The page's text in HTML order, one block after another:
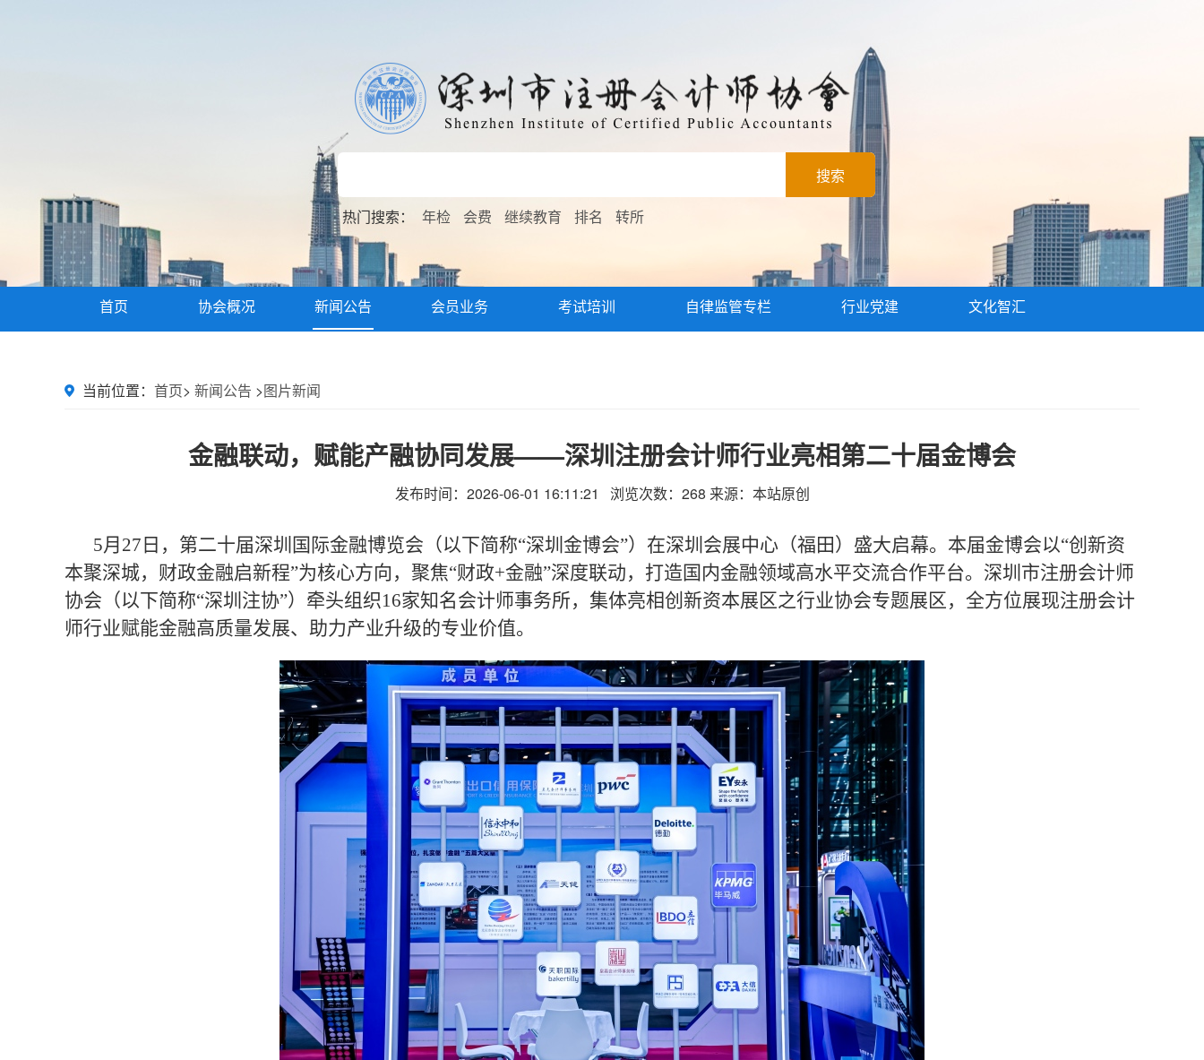
热门搜索： 年检 会费 继续教育 排名 转所
首页 协会概况 新闻公告 会员业务 考试培训 自律监管专栏 行业党建 文化智汇
当前位置： 首页> 新闻公告 >图片新闻
金融联动，赋能产融协同发展——深圳注册会计师行业亮相第二十届金博会
发布时间：2026-06-01 16:11:21 浏览次数： 268 来源：本站原创
5月27日，第二十届深圳国际金融博览会（以下简称“深圳金博会”）在深圳会展中心（福田）盛大启幕。本届金博会以“创新资
本聚深城，财政金融启新程”为核心方向，聚焦“财政+金融”深度联动，打造国内金融领域高水平交流合作平台。深圳市注册会计师
协会（以下简称“深圳注协”）牵头组织16家知名会计师事务所，集体亮相创新资本展区之行业协会专题展区，全方位展现注册会计
师行业赋能金融高质量发展、助力产业升级的专业价值。